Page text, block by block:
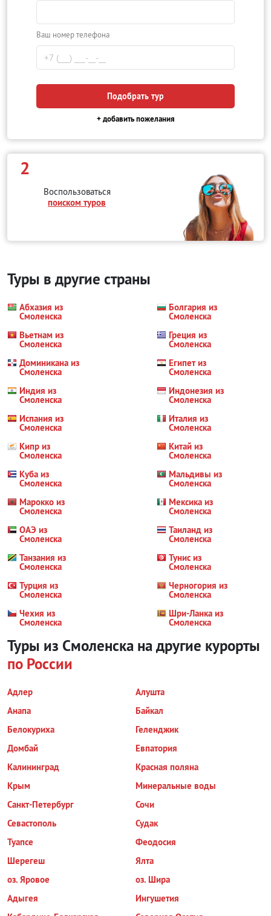
Ваш номер телефона
Подобрать тур
+ добавить пожелания
2
Воспользоваться
поиском туров
Туры в другие страны
Абхазия из
Смоленска
Болгария из
Смоленска
Вьетнам из
Смоленска
Греция из
Смоленска
Доминикана из
Смоленска
Египет из
Смоленска
Индия из
Смоленска
Индонезия из
Смоленска
Испания из
Смоленска
Италия из
Смоленска
Кипр из
Смоленска
Китай из
Смоленска
Куба из
Смоленска
Мальдивы из
Смоленска
Марокко из
Смоленска
Мексика из
Смоленска
ОАЭ из
Смоленска
Таиланд из
Смоленска
Танзания из
Смоленска
Тунис из
Смоленска
Турция из
Смоленска
Черногория из
Смоленска
Чехия из
Смоленска
Шри-Ланка из
Смоленска
Туры из Смоленска на другие курорты
по России
Адлер
Алушта
Анапа
Байкал
Белокуриха
Геленджик
Домбай
Евпатория
Калининград
Красная поляна
Крым
Минеральные воды
Санкт-Петербург
Сочи
Севастополь
Судак
Туапсе
Феодосия
Шерегеш
Ялта
оз. Яровое
оз. Шира
Адыгея
Ингушетия